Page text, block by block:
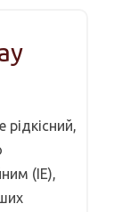
рідкісний,
(ІЕ),